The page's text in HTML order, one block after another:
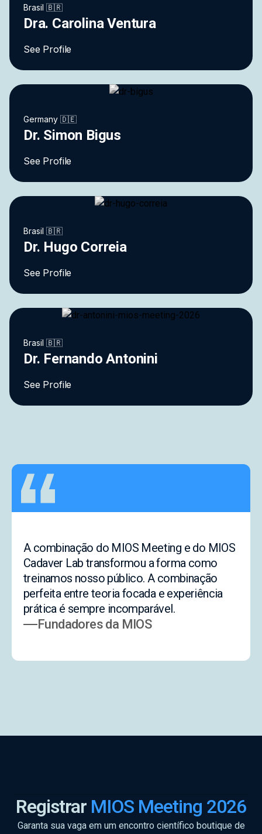
Brasil 🇧🇷
Dra. Carolina Ventura
See Profile
Germany 🇩🇪
Dr. Simon Bigus
See Profile
Brasil 🇧🇷
Dr. Hugo Correia
See Profile
Brasil 🇧🇷
Dr. Fernando Antonini
See Profile
A combinação do MIOS Meeting e do MIOS
Cadaver Lab transformou a forma como
treinamos nosso público. A combinação
perfeita entre teoria focada e experiência
prática é sempre incomparável.
Fundadores da MIOS
Registrar MIOS Meeting 2026
Garanta sua vaga em um encontro científico boutique de